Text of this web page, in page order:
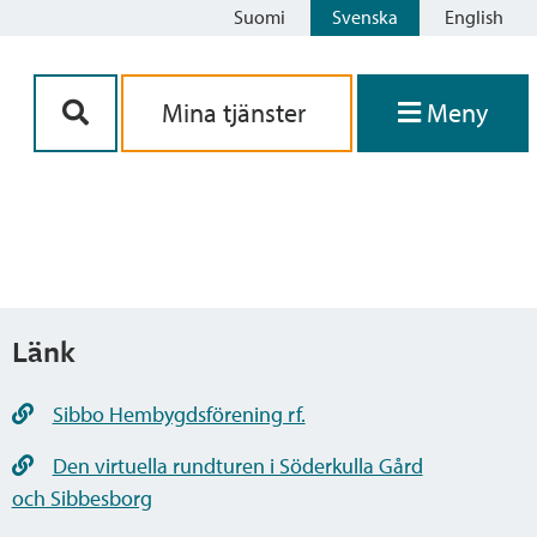
Suomi Svenska English
Mina tjänster Meny
Länk
Sibbo Hembygdsförening rf.
Den virtuella rundturen i Söderkulla Gård
och Sibbesborg